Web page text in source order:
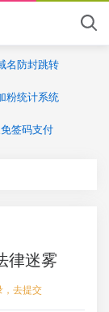
名防封跳转
粉统计系统
签码支付
律迷雾
，去提交